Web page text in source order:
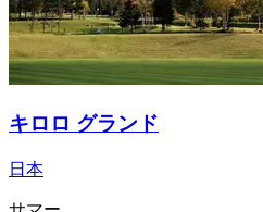
キロロ グランド
日本